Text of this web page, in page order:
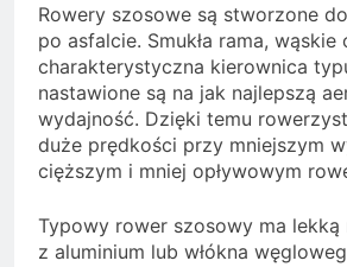
Rowery szosowe są stworzone
po asfalcie. Smukła rama, wąskie
charakterystyczna kierownica
nastawione są na jak najlepszą
wydajność. Dzięki temu
duże prędkości przy mniejszym
cięższym i mniej opływowym
Typowy rower szosowy ma lekką
z aluminium lub włókna